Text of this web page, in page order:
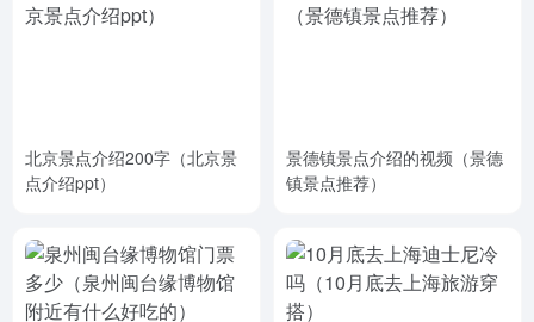
北京景点介绍200字（北京景
点介绍ppt）
景德镇景点介绍的视频（景德
镇景点推荐）